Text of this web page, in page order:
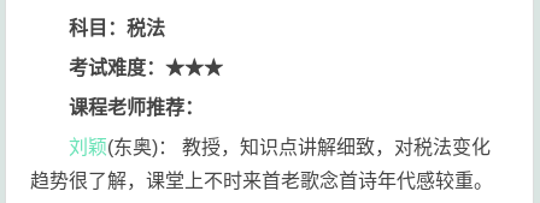
科目：税法
考试难度：★★★
课程老师推荐：
刘颖(东奥)： 教授，知识点讲解细致，对税法变化
趋势很了解，课堂上不时来首老歌念首诗年代感较重。